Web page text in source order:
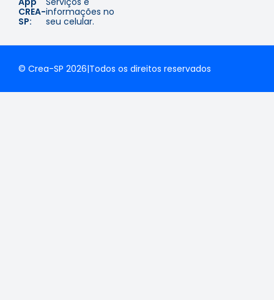
CREA-
SP:
informações no
seu celular.
© Crea-SP 2026|Todos os direitos reservados